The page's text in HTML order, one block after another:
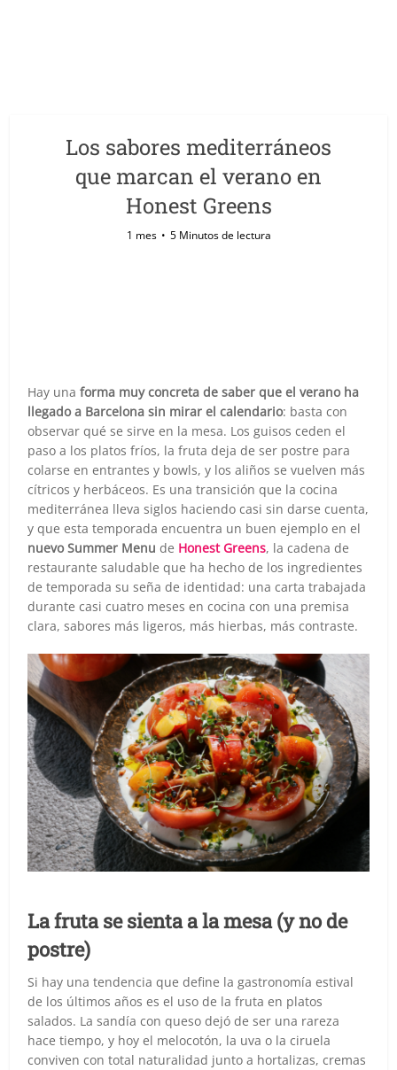
Los sabores mediterráneos
que marcan el verano en
Honest Greens
1 mes 5 Minutos de lectura
Hay unaforma muy concreta de saber que el verano ha
llegado a Barcelona sin mirar el calendario: basta con
observar qué se sirve en la mesa. Los guisos ceden el
paso a los platos fríos, la fruta deja de ser postre para
colarse en entrantes y bowls, y los aliños se vuelven más
cítricos y herbáceos. Es una transición que la cocina
mediterránea lleva siglos haciendo casi sin darse cuenta,
y que esta temporada encuentra un buen ejemplo en el
nuevo Summer Menu de Honest Greens, la cadena de
restaurante saludable que ha hecho de los ingredientes
de temporada su seña de identidad: una carta trabajada
durante casi cuatro meses en cocina con una premisa
clara, sabores más ligeros, más hierbas, más contraste.
La fruta se sienta a la mesa (y no de
postre)
Si hay una tendencia que define la gastronomía estival
de los últimos años es el uso de la fruta en platos
salados. La sandía con queso dejó de ser una rareza
hace tiempo, y hoy el melocotón, la uva o la ciruela
conviven con total naturalidad junto a hortalizas, cremas